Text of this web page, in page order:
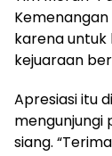
karena
kejuaraan
Apresiasi itu
mengunjungi
siang.